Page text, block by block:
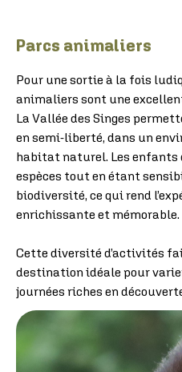
Parcs animaliers
Pour une sortie à la fois
animaliers sont une
La Vallée des Singes
en semi-liberté, dans un
habitat naturel. Les enfants
espèces tout en étant
biodiversité, ce qui rend
enrichissante et mémorable.
Cette diversité d’activités
destination idéale pour
journées riches en